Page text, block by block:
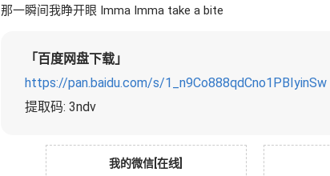
那一瞬间我睁开眼 Imma Imma take a bite
「百度网盘下载」
https://pan.baidu.com/s/1_n9Co888qdCno1PBIyinSw
提取码: 3ndv
我的微信[在线]